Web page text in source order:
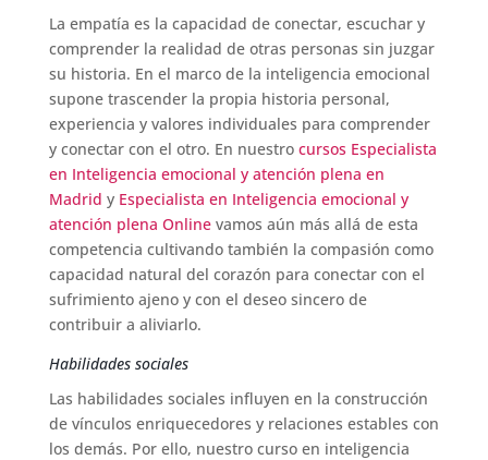
La empatía es la capacidad de conectar, escuchar y
comprender la realidad de otras personas sin juzgar
su historia. En el marco de la inteligencia emocional
supone trascender la propia historia personal,
experiencia y valores individuales para comprender
y conectar con el otro. En nuestrocursos Especialista
en Inteligencia emocional y atención plena en
Madrid y Especialista en Inteligencia emocional y
atención plena Onlinevamos aún más allá de esta
competencia cultivando también la compasión como
capacidad natural del corazón para conectar con el
sufrimiento ajeno y con el deseo sincero de
contribuir a aliviarlo.
Habilidades sociales
Las habilidades sociales influyen en la construcción
de vínculos enriquecedores y relaciones estables con
los demás. Por ello, nuestro curso en inteligencia